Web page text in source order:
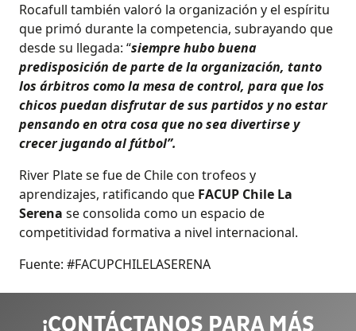
Rocafull también valoró la organización y el espíritu
que primó durante la competencia, subrayando que
desde su llegada: “siempre hubo buena
predisposición de parte de la organización, tanto
los árbitros como la mesa de control, para que los
chicos puedan disfrutar de sus partidos y no estar
pensando en otra cosa que no sea divertirse y
crecer jugando al fútbol”.
River Plate se fue de Chile con trofeos y
aprendizajes, ratificando que FACUP Chile La
Serena se consolida como un espacio de
competitividad formativa a nivel internacional.
Fuente: #FACUPCHILELASERENA
¡CONTÁCTANOS PARA MÁS